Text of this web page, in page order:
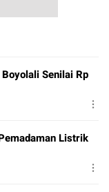
Senilai Rp
Listrik